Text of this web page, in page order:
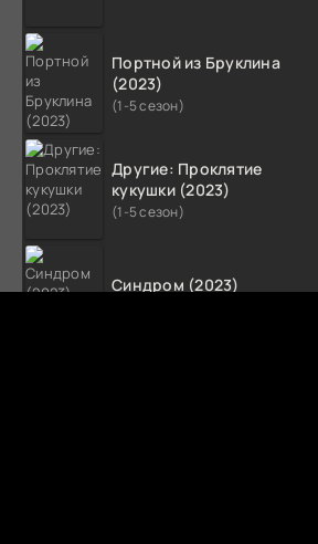
Портной из Бруклина
(2023)
(1-5 сезон)
Другие: Проклятие
кукушки (2023)
(1-5 сезон)
Синдром (2023)